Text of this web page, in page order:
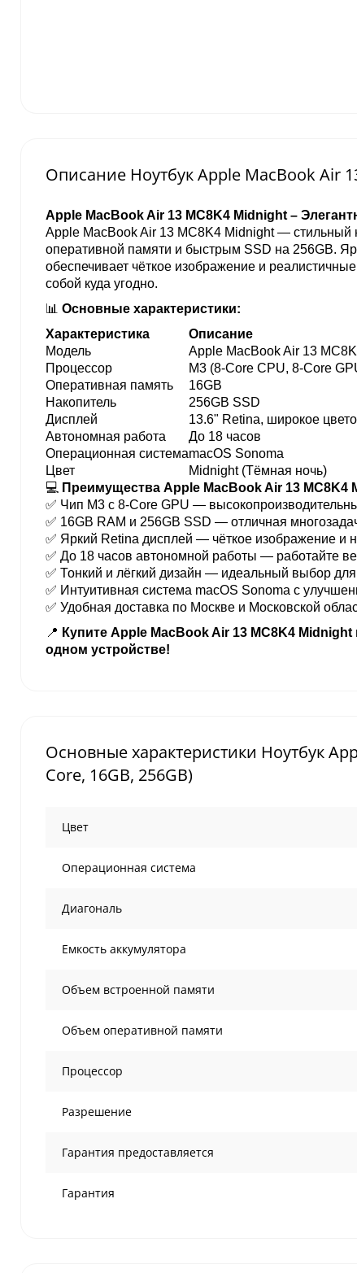
Описание Ноутбук Apple MacBook Air
Apple MacBook Air 13 MC8K4 Midnight –
Apple MacBook Air 13 MC8K4 Midnight — стильный
оперативной памяти и быстрым SSD на 256GB.
обеспечивает чёткое изображение и
собой куда угодно.
📊 Основные характеристики:
Характеристика
Описание
Модель
Apple MacBook Air 13
Процессор
M3 (8-Core CPU, 8-Core
Оперативная память
16GB
Накопитель
256GB SSD
Дисплей
13.6" Retina, широкое
Автономная работа
До 18 часов
Операционная системаmacOS Sonoma
Цвет
Midnight (Тёмная ночь)
💻 Преимущества Apple MacBook Air 13 MC8K4
✅ Чип M3 с 8-Core GPU —
✅ 16GB RAM и 256GB SSD — отличная
✅ Яркий Retina дисплей — чёткое изображение и
✅ До 18 часов автономной работы — работайте
✅ Тонкий и лёгкий дизайн — идеальный выбор
✅ Интуитивная система macOS Sonoma с
✅ Удобная доставка по Москве и Московской
📍 Купите Apple MacBook Air 13 MC8K4
одном устройстве!
Основные характеристики Ноутбук
Core, 16GB, 256GB)
Цвет
Операционная система
Диагональ
Емкость аккумулятора
Объем встроенной памяти
Объем оперативной памяти
Процессор
Разрешение
Гарантия предоставляется
Гарантия